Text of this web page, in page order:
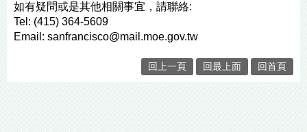
如有疑問或是其他相關事宜，請聯絡:
Tel: (415) 364-5609
Email: sanfrancisco@mail.moe.gov.tw
回上一頁 回最上面 回首頁